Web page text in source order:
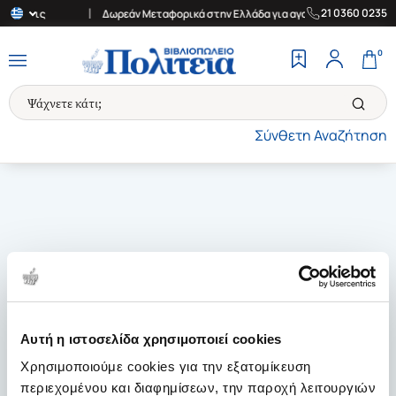
Αυτή η ιστοσελίδα χρησιμοποιεί cookies
Χρησιμοποιούμε cookies για την εξατομίκευση
περιεχομένου και διαφημίσεων, την παροχή λειτουργιών
δόσεις | Δωρεάν Μεταφορικά στην Ελλάδα για αγορές άνω των 30€
21 0360 0235
Σύνθετη Αναζήτηση
0